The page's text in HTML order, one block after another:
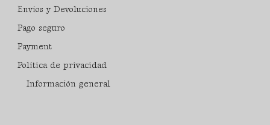
Envíos y Devoluciones
Pago seguro
Payment
Política de privacidad
Información general